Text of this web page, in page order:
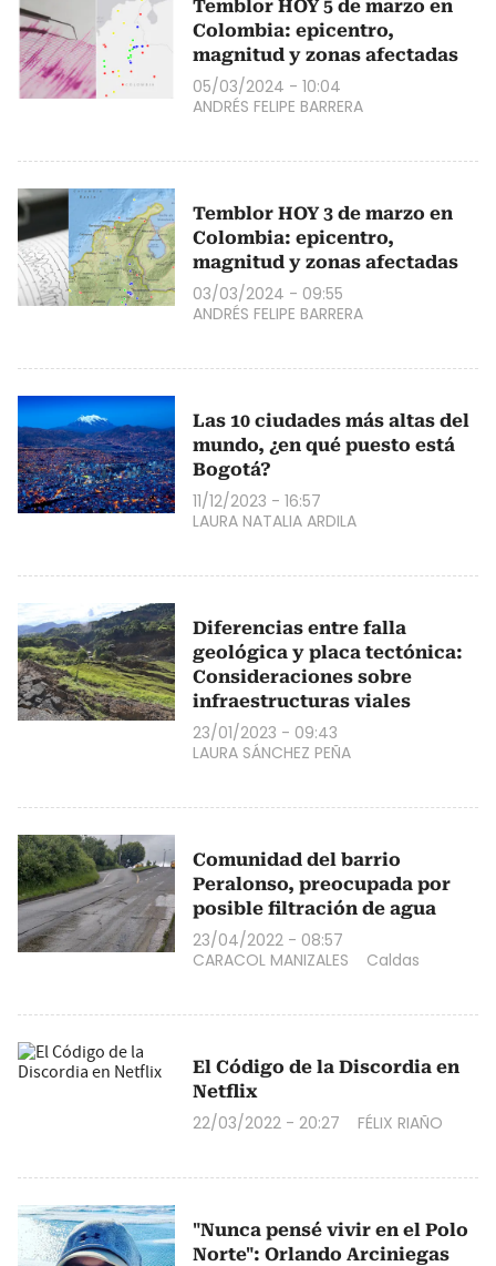
Temblor HOY 5 de marzo en
Colombia: epicentro,
magnitud y zonas afectadas
05/03/2024 - 10:04
ANDRÉS FELIPE BARRERA
Temblor HOY 3 de marzo en
Colombia: epicentro,
magnitud y zonas afectadas
03/03/2024 - 09:55
ANDRÉS FELIPE BARRERA
Las 10 ciudades más altas del
mundo, ¿en qué puesto está
Bogotá?
11/12/2023 - 16:57
LAURA NATALIA ARDILA
Diferencias entre falla
geológica y placa tectónica:
Consideraciones sobre
infraestructuras viales
23/01/2023 - 09:43
LAURA SÁNCHEZ PEÑA
Comunidad del barrio
Peralonso, preocupada por
posible filtración de agua
23/04/2022 - 08:57
CARACOL MANIZALES
Caldas
El Código de la Discordia en
Netflix
22/03/2022 - 20:27 FÉLIX RIAÑO
"Nunca pensé vivir en el Polo
Norte": Orlando Arciniegas